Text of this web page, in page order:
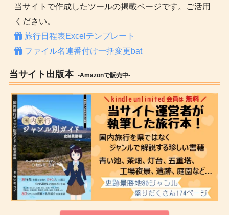
当サイトで作成したツールの掲載ページです。ご活用
ください。
旅行日程表Excelテンプレート
ファイル名連番付け一括変更bat
当サイト出版本 -Amazonで販売中-